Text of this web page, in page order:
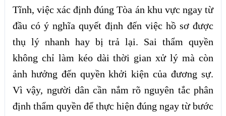
Tĩnh, việc xác định đúng Tòa án khu vực ngay từ
đầu có ý nghĩa quyết định đến việc hồ sơ được
thụ lý nhanh hay bị trả lại. Sai thẩm quyền
không chỉ làm kéo dài thời gian xử lý mà còn
ảnh hưởng đến quyền khởi kiện của đương sự.
Vì vậy, người dân cần nắm rõ nguyên tắc phân
định thẩm quyền để thực hiện đúng ngay từ bước